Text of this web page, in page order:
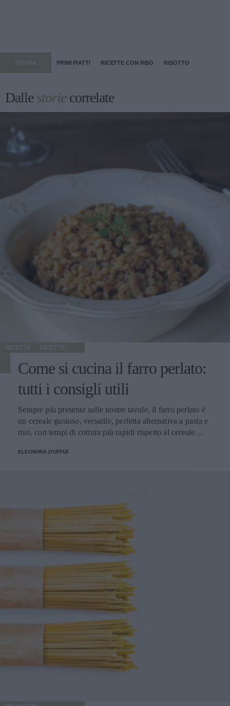
STORIA PRIMI PIATTI RICETTE CON RISO RISOTTO
Dallestoriecorrelate
RICETTA
Come si cucina il farro perlato:
tutti i consigli utili
Sempre più presente sulle nostre tavole, il farro perlato è
un cereale gustoso, versatile, perfetta alternativa a pasta e
riso, con tempi di cottura più rapidi rispetto al cereale
consigli su come si cucina, con le ricette più sfiziose per
minerali. Con questa pellicola, il cereale è molto nutriente,
ma deve anche subire una cottura particolarmente lunga.
Per questo in commercio si trovano due varianti più
diffuse, il farro decorticato e il farro perlato. Il primo è solo
privo della glumetta; il secondo è sottoposto a un ulteriore
processo di raffinazione, simile a quello del riso e
dell’orzo. I chicchi del farro, dopo la perlatura, appaiono
più chiari, sono più digeribili e cuociono in fretta. Farro
perlato: proprietà, calorie e valori nutrizionali Il farro,
anche quello perlato, contiene glutine, e dunque non è
adatto a una dieta per celiaci. Le sue caratteristiche sono
simili a quelle del frumento. Generalmente, 100 g di
prodotto offrono 352 calorie e: Grassi 1,7 g, di cui acidi
grassi saturi 0,4 g Carboidrati 71 g, di cui zuccheri 1,1 g
Fibre 7 g Proteine 14 g Sale 0,06 g. Il farro è un potente
duraturo, fornisce carboidrati di buona qualità, che non
ELEONORA D'UFFIZI